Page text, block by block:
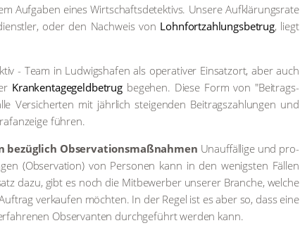
Auf­ga­ben eines Wirt­schafts­de­tek­tivs. Unse­re Auf­klä­rungs­ra­te
oder den Nach­weis von Lohn­fort­zah­lungs­be­trug, liegt
- Team in Lud­wigs­ha­fen als ope­ra­ti­ver Ein­satz­ort, aber auch
Kran­ken­ta­ge­geld­be­trugbege­hen. Die­se Form von "Bei­trags­
Ver­si­cher­ten mit jähr­lich stei­gen­den Bei­trags­zah­lun­gen und
füh­ren.
bezüg­lich Obser­va­ti­ons­maß­nah­men Unauf­fäl­li­ge und pro­
(Obser­va­ti­on) von Per­so­nen kann in den wenigs­ten Fäl­len
dazu, gibt es noch die Mit­be­wer­ber unse­rer Bran­che, wel­che
ver­kau­fen möch­ten. In der Regel ist es aber so, dass eine
Obser­van­ten durch­ge­führt wer­den kann.